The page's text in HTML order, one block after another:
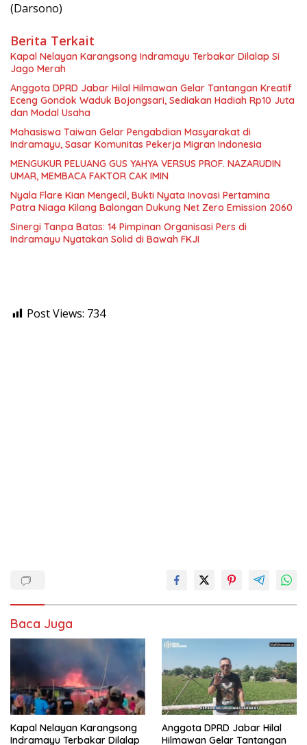
(Darsono)
Berita Terkait
Kapal Nelayan Karangsong Indramayu Terbakar Dilalap Si
Jago Merah
Anggota DPRD Jabar Hilal Hilmawan Gelar Tantangan Kreatif
Eceng Gondok Waduk Bojongsari, Sediakan Hadiah Rp10 Juta
dan Modal Usaha
Mahasiswa Taiwan Gelar Pengabdian Masyarakat di
Indramayu, Sasar Komunitas Pekerja Migran Indonesia
MENGUKUR PELUANG GUS YAHYA VERSUS PROF. NAZARUDIN
UMAR, MEMBACA FAKTOR CAK IMIN
Nyala Flare Kian Mengecil, Bukti Nyata Inovasi Pertamina
Patra Niaga Kilang Balongan Dukung Net Zero Emission 2060
Sinergi Tanpa Batas: 14 Pimpinan Organisasi Pers di
Indramayu Nyatakan Solid di Bawah FKJI
Post Views: 734
Baca Juga
Kapal Nelayan Karangsong
Indramayu Terbakar Dilalap
Anggota DPRD Jabar Hilal
Hilmawan Gelar Tantangan